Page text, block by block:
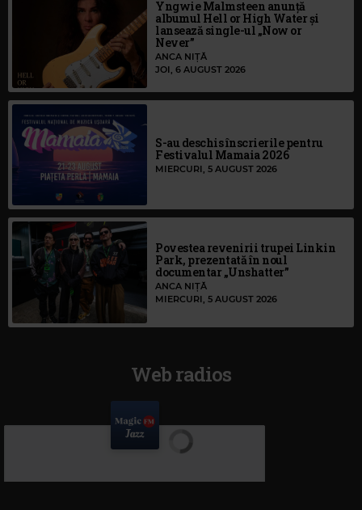
Yngwie Malmsteen anunță
albumul Hell or High Water și
lansează single-ul „Now or
Never”
ANCA NIȚĂ
JOI, 6 AUGUST 2026
S-au deschis înscrierile pentru
Festivalul Mamaia 2026
MIERCURI, 5 AUGUST 2026
Povestea revenirii trupei Linkin
Park, prezentată în noul
documentar „Unshatter”
ANCA NIȚĂ
MIERCURI, 5 AUGUST 2026
Web radios